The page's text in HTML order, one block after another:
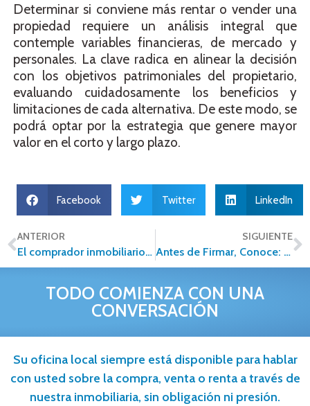
Determinar si conviene más rentar o vender una
propiedad requiere un análisis integral que
contemple variables financieras, de mercado y
personales. La clave radica en alinear la decisión
con los objetivos patrimoniales del propietario,
evaluando cuidadosamente los beneficios y
limitaciones de cada alternativa. De este modo, se
podrá optar por la estrategia que genere mayor
valor en el corto y largo plazo.
Facebook Twitter LinkedIn
ANTERIOR
El comprador inmobiliario digital en Cancún: claves para competir en 2026
SIGUIENTE
Antes de Firmar, Conoce: Los Términos Inmobiliarios que Pueden Salvar (o Arruinar) tu Inversión
TODO COMIENZA CON UNA
CONVERSACIÓN
Su oficina local siempre está disponible para hablar
con usted sobre la compra, venta o renta a través de
nuestra inmobiliaria, sin obligación ni presión.